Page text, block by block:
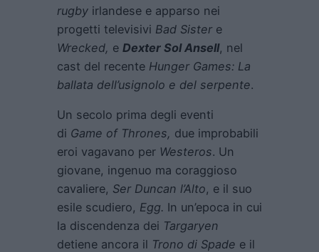
rugby irlandese e apparso nei
progetti televisivi Bad Sistere
Wrecked, e Dexter Sol Ansell, nel
cast del recente Hunger Games: La
ballata dell’usignolo e del serpente.
Un secolo prima degli eventi
di Game of Thrones, due improbabili
eroi vagavano per Westeros. Un
giovane, ingenuo ma coraggioso
cavaliere, Ser Duncan l’Alto, e il suo
esile scudiero, Egg. In un’epoca in cui
la discendenza dei Targaryen
detiene ancora il Trono di Spade e il